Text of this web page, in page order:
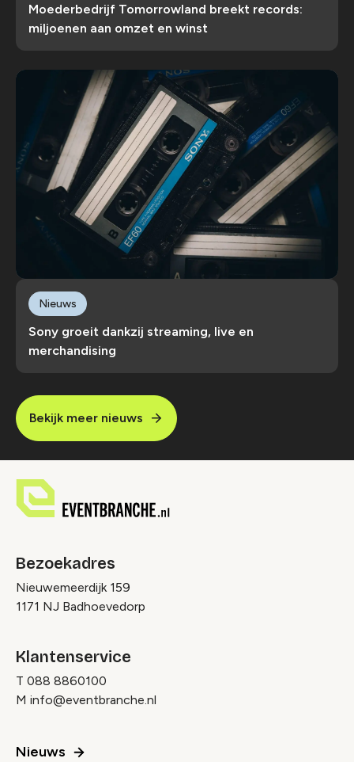
Moederbedrijf Tomorrowland breekt records:
miljoenen aan omzet en winst
Sony groeit dankzij streaming, live en
merchandising
Nieuws
Bekijk meer nieuws
Bezoekadres
Nieuwemeerdijk 159
1171 NJ Badhoevedorp
Klantenservice
T 088 8860100
M info@eventbranche.nl
Nieuws